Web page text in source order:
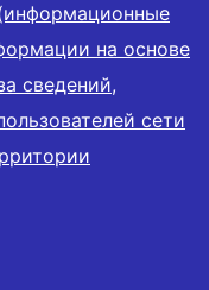
на основе
сведений,
сети